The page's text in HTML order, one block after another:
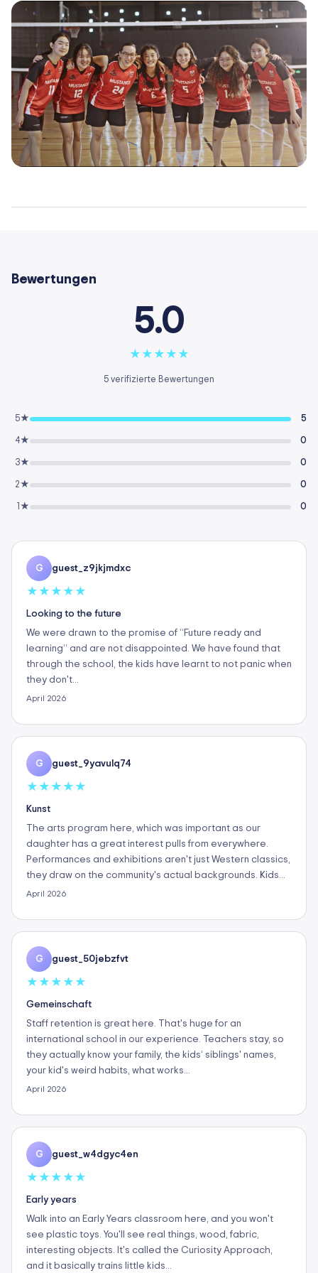
Bewertungen
5.0
★ ★ ★ ★ ★
5 verifizierte Bewertungen
5★ 5
4★ 0
3★ 0
2★ 0
1★ 0
G guest_z9jkjmdxc
★ ★ ★ ★ ★
Looking to the future
We were drawn to the promise of “Future ready and
learning” and are not disappointed. We have found that
through the school, the kids have learnt to not panic when
they don't…
April 2026
G guest_9yavulq74
★ ★ ★ ★ ★
Kunst
The arts program here, which was important as our
daughter has a great interest pulls from everywhere.
Performances and exhibitions aren't just Western classics,
they draw on the community's actual backgrounds. Kids…
April 2026
G guest_50jebzfvt
★ ★ ★ ★ ★
Gemeinschaft
Staff retention is great here. That's huge for an
international school in our experience. Teachers stay, so
they actually know your family, the kids’ siblings' names,
your kid's weird habits, what works…
April 2026
G guest_w4dgyc4en
★ ★ ★ ★ ★
Early years
Walk into an Early Years classroom here, and you won't
see plastic toys. You'll see real things, wood, fabric,
interesting objects. It's called the Curiosity Approach,
and it basically trains little kids…